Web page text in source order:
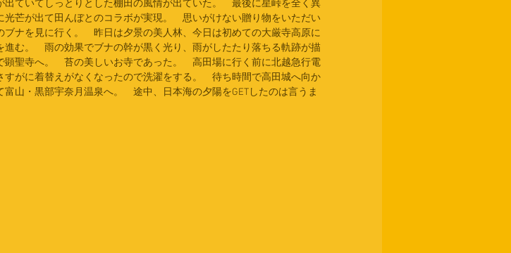
ていてしっとりとした棚田の風情が出ていた。　最後に星峠を全く異
芒が出て田んぼとのコラボが実現。　思いがけない贈り物をいただい
ナを見に行く。　昨日は夕景の美人林、今日は初めての大厳寺高原に
む。　雨の効果でブナの幹が黒く光り、雨がしたたり落ちる軌跡が描
聖寺へ。　苔の美しいお寺であった。　高田場に行く前に北越急行電
がに着替えがなくなったので洗濯をする。　待ち時間で高田城へ向か
山・黒部宇奈月温泉へ。　途中、日本海の夕陽をGETしたのは言うま